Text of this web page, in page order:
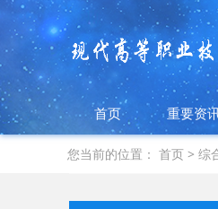
首页 重要资
您当前的位置： 首页> 综